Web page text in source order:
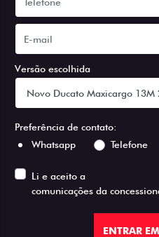
Versão escolhida
Preferência de contato:
Whatsapp
Telefone
Li e aceito a
comunicações da
ENTRAR